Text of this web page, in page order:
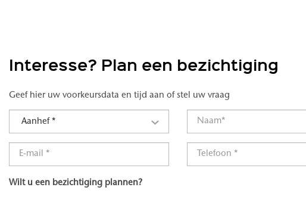
Interesse? Plan een bezichtiging
Geef hier uw voorkeursdata en tijd aan of stel uw vraag
Aanhef *
Wilt u een bezichtiging plannen?